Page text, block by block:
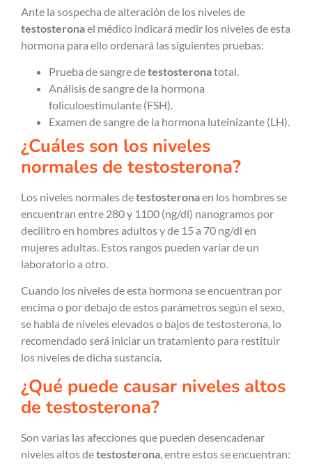
Ante la sospecha de alteración de los niveles de
testosteronael médico indicará medir los niveles de esta
hormona para ello ordenará las siguientes pruebas:
Prueba de sangre detestosteronatotal.
Análisis de sangre de la hormona
foliculoestimulante (FSH).
Examen de sangre de la hormona luteinizante (LH).
¿Cuáles son los niveles
normales de testosterona?
Los niveles normales detestosteronaen los hombres se
encuentran entre 280 y 1100 (ng/dl) nanogramos por
decilitro en hombres adultos y de 15 a 70 ng/dl en
mujeres adultas. Estos rangos pueden variar de un
laboratorio a otro.
Cuando los niveles de esta hormona se encuentran por
encima o por debajo de estos parámetros según el sexo,
se habla de niveles elevados o bajos de testosterona, lo
recomendado será iniciar un tratamiento para restituir
los niveles de dicha sustancia.
¿Qué puede causar niveles altos
de testosterona?
Son varias las afecciones que pueden desencadenar
niveles altos detestosterona , entre estos se encuentran: